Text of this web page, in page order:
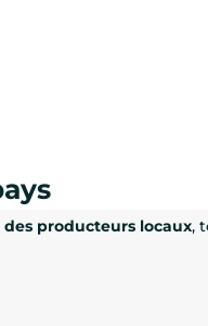
des producteurs locaux,